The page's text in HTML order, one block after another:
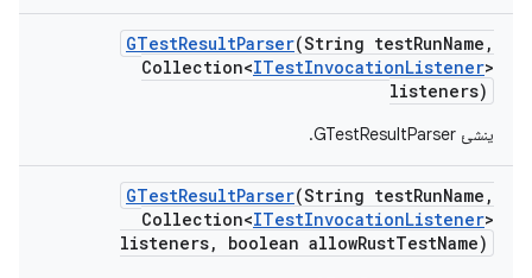
GTestResultParser(String testRunName ,
Collection<ITestInvocationListener>
listeners)
ينشئ GTestResultParser.
GTestResultParser(String testRunName ,
Collection<ITestInvocationListener>
listeners, boolean allowRustTestName)